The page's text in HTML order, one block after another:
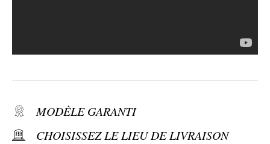
MODÈLE GARANTI
CHOISISSEZ LE LIEU DE LIVRAISON